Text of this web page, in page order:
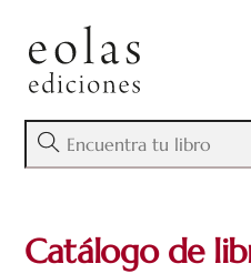
content
Catálogo de